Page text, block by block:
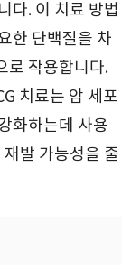
다. 이 치료 방법
한 단백질을 차
로 작용합니다.
치료는 암 세포
화하는데 사용
발 가능성을 줄